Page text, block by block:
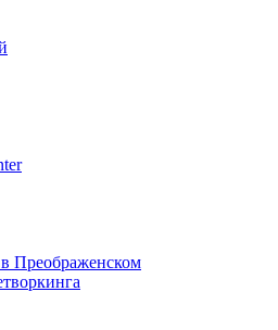
Преображенском